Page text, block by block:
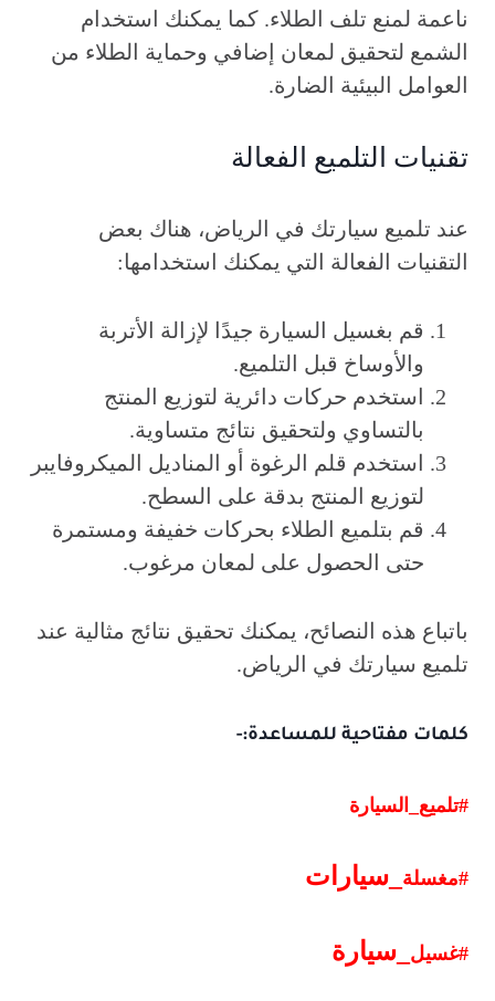
ناعمة لمنع تلف الطلاء. كما يمكنك استخدام
الشمع لتحقيق لمعان إضافي وحماية الطلاء من
العوامل البيئية الضارة.
تقنيات التلميع الفعالة
عند تلميع سيارتك في الرياض، هناك بعض
التقنيات الفعالة التي يمكنك استخدامها:
قم بغسيل السيارة جيدًا لإزالة الأتربة
والأوساخ قبل التلميع.
استخدم حركات دائرية لتوزيع المنتج
بالتساوي ولتحقيق نتائج متساوية.
استخدم قلم الرغوة أو المناديل الميكروفايبر
لتوزيع المنتج بدقة على السطح.
قم بتلميع الطلاء بحركات خفيفة ومستمرة
حتى الحصول على لمعان مرغوب.
باتباع هذه النصائح، يمكنك تحقيق نتائج مثالية عند
تلميع سيارتك في الرياض.
كلمات مفتاحية للمساعدة:-
#تلميع_السيارة
#مغسلة سيارات
#غسيل سيارة